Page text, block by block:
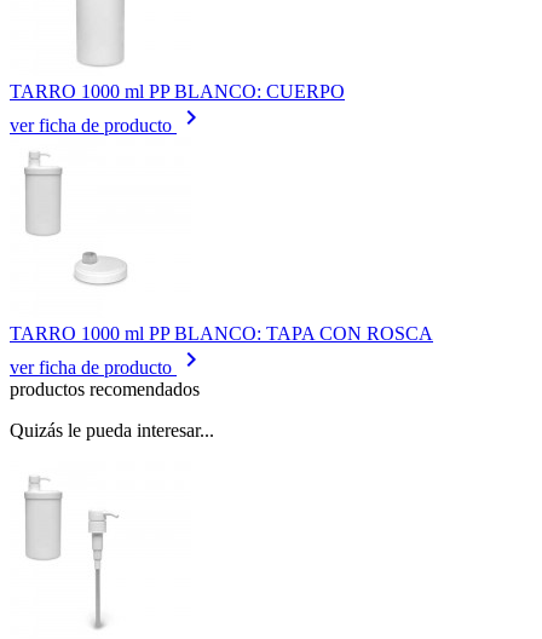
TARRO 1000 ml PP BLANCO: CUERPO
ver ficha de producto
keyboard_arrow_right
TARRO 1000 ml PP BLANCO: TAPA CON ROSCA
ver ficha de producto
keyboard_arrow_right
productos recomendados
Quizás le pueda interesar...